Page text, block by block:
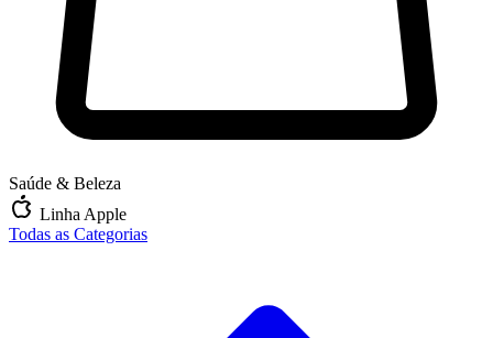
Saúde & Beleza
Linha Apple
Todas as Categorias